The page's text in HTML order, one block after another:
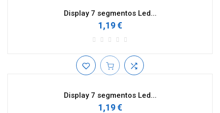
Display 7 segmentos Led...
1,19 €
Display 7 segmentos Led...
1,19 €